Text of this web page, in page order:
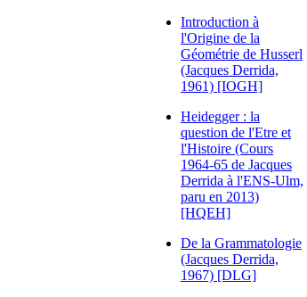
Introduction à
l'Origine de la
Géométrie de Husserl
(Jacques Derrida,
1961) [IOGH]
Heidegger : la
question de l'Etre et
l'Histoire (Cours
1964-65 de Jacques
Derrida à l'ENS-Ulm,
paru en 2013)
[HQEH]
De la Grammatologie
(Jacques Derrida,
1967) [DLG]